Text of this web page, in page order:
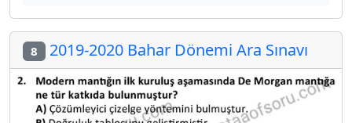
8 2019-2020 Bahar Dönemi Ara Sınavı